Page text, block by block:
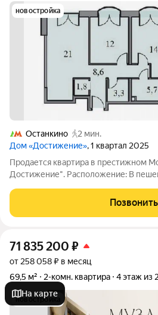
новостройка
Останкино
2 мин.
Дом «Достижение», 1 квартал 2025
Продается квартира в престижном
Достижение". Расположение: В
детьми. Рядом также расположены
приобрести всё необходимое. До
Позвонить
71 835 200 ₽
от 258 058 ₽ в месяц
69,5 м²
2-комн. квартира 4 этаж из
новостройка
На карте